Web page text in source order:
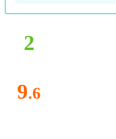
2
9.6